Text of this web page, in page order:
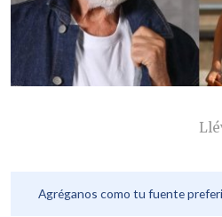
Agréganos como tu fuente